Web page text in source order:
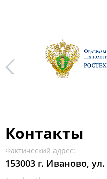
Контакты
Фактический адрес:
153003 г. Иваново,